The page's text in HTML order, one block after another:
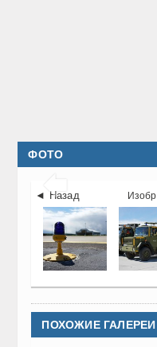
ФОТО

◄ Назад
ПОХОЖИЕ ГАЛЕРЕИ